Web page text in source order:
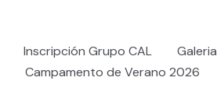
Inscripción Grupo CAL Galeria
Campamento de Verano 2026